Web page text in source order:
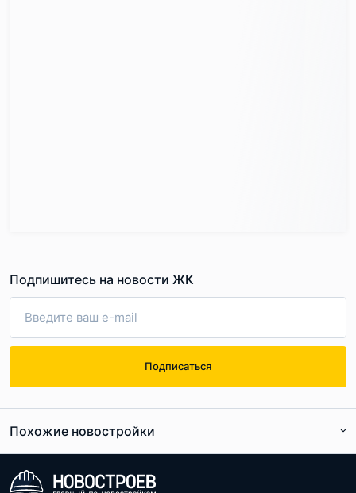
Подпишитесь на новости ЖК
Подписаться
Похожие новостройки